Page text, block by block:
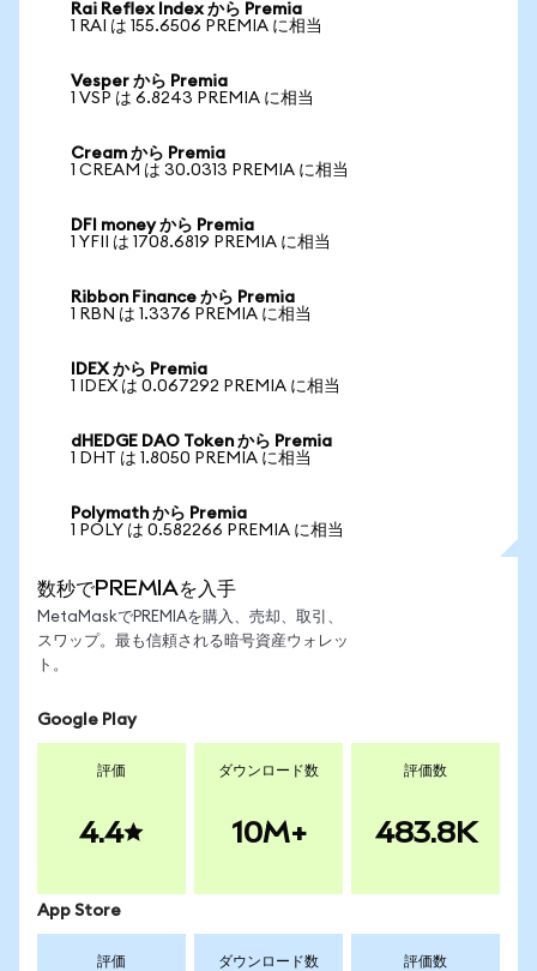
Rai Reflex Index から Premia
1 RAI は 155.6506 PREMIA に相当
Vesper から Premia
1 VSP は 6.8243 PREMIA に相当
Cream から Premia
1 CREAM は 30.0313 PREMIA に相当
DFI money から Premia
1 YFII は 1708.6819 PREMIA に相当
Ribbon Finance から Premia
1 RBN は 1.3376 PREMIA に相当
IDEX から Premia
1 IDEX は 0.067292 PREMIA に相当
dHEDGE DAO Token から Premia
1 DHT は 1.8050 PREMIA に相当
Polymath から Premia
1 POLY は 0.582266 PREMIA に相当
数秒でPREMIAを入手
MetaMaskでPREMIAを購入、売却、取引、
スワップ。最も信頼される暗号資産ウォレッ
ト。
Google Play
評価
4.4
ダウンロード数
10M+
評価数
483.8K
App Store
評価 ダウンロード数 評価数